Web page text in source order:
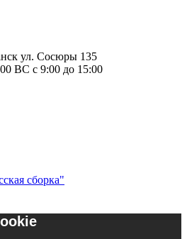
ул. Сосюры 135
ВС с 9:00 до 15:00
сборка"